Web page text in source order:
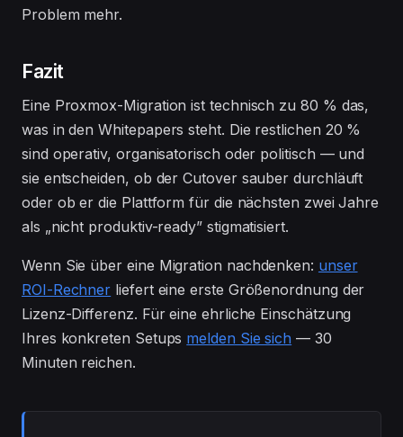
Problem mehr.
Fazit
Eine Proxmox-Migration ist technisch zu 80 % das,
was in den Whitepapers steht. Die restlichen 20 %
sind operativ, organisatorisch oder politisch — und
sie entscheiden, ob der Cutover sauber durchläuft
oder ob er die Plattform für die nächsten zwei Jahre
als „nicht produktiv-ready” stigmatisiert.
Wenn Sie über eine Migration nachdenken: unser
ROI-Rechner liefert eine erste Größenordnung der
Lizenz-Differenz. Für eine ehrliche Einschätzung
Ihres konkreten Setups melden Sie sich — 30
Minuten reichen.